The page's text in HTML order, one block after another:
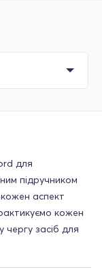
для
підручником
аспект
кожен
засіб для